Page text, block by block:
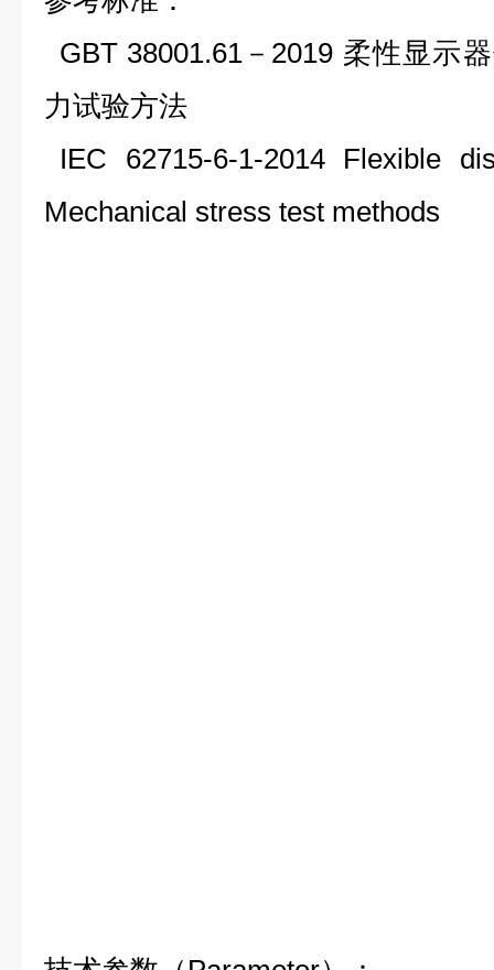
GBT 38001.61 － 2019 柔性显示
力试验方法
IEC 62715-6-1-2014 Flexible
Mechanical stress test methods